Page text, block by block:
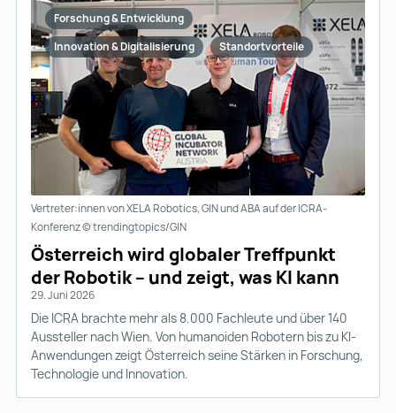
Forschung & Entwicklung
Innovation & Digitalisierung
Standortvorteile
Vertreter:innen von XELA Robotics, GIN und ABA auf der ICRA-
Konferenz © trendingtopics/GIN
Österreich wird globaler Treffpunkt
der Robotik – und zeigt, was KI kann
29. Juni 2026
Die ICRA brachte mehr als 8.000 Fachleute und über 140
Aussteller nach Wien. Von humanoiden Robotern bis zu KI-
Anwendungen zeigt Österreich seine Stärken in Forschung,
Technologie und Innovation.